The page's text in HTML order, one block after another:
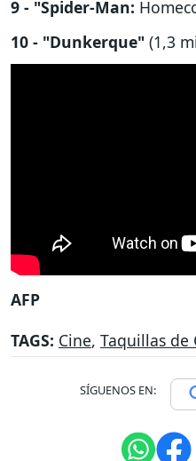
9 - "Spider-Man:
10 - "Dunkerque" (1,3
AFP
TAGS: Cine, Taquillas de
SÍGUENOS EN: